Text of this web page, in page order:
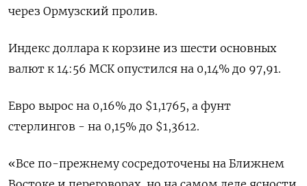
через Ормузский пролив.
Индекс доллара ​к корзине ⁠из шести основных
валют к 14:56 МСК опустился на 0,14% до 97,91.
Евро ‌вырос на 0,16% до $1,1765, а фунт
стерлингов - ‌на 0,15% до $1,3612.
«Все по-прежнему сосредоточены на Ближнем